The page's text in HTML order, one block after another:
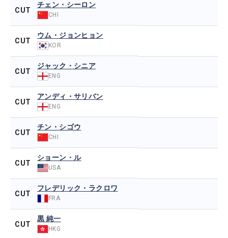
CUT
チェン・シーロン
CHI
CUT
ウム・ジョンヒョン
KOR
CUT
ジャック・シニア
ENG
CUT
アンディ・サリバン
ENG
CUT
チン・シゴウ
CHI
CUT
ショーン・ル
USA
CUT
フレデリック・ラクロワ
FRA
CUT
黒 純一
HKG